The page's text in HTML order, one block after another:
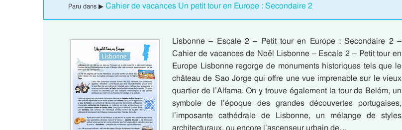
Paru dans ▶ Cahier de vacances Un petit tour en Europe : Secondaire 2
Lisbonne – Escale 2 – Petit tour en Europe : Secondaire 2 –
Cahier de vacances de Noël Lisbonne – Escale 2 – Petit tour en
Europe Lisbonne regorge de monuments historiques tels que le
château de Sao Jorge qui offre une vue imprenable sur le vieux
quartier de l’Alfama. On y trouve également la tour de Belém, un
symbole de l’époque des grandes découvertes portugaises,
l’imposante cathédrale de Lisbonne, un mélange de styles
architecturaux, ou encore l’ascenseur urbain de…